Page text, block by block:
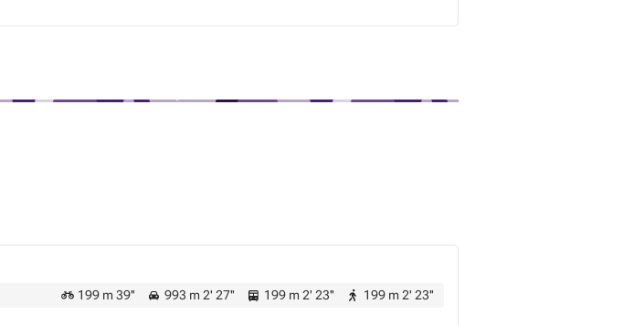
199 m 39'' 993 m 2' 27'' 199 m 2' 23'' 199 m 2' 23''